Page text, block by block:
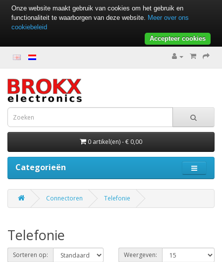
0 artikel(en) - € 0,00
Categorieën
Connectoren Telefonie
Telefonie
Sorteren op: Weergeven:
Onze website maakt gebruik van cookies om het gebruik en
functionaliteit te waarborgen van deze website. Meer over ons
cookiebeleid
Accepteer cookies